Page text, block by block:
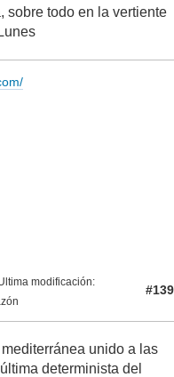
sobre todo en la vertiente
modificación:
#139
unido a las
determinista del